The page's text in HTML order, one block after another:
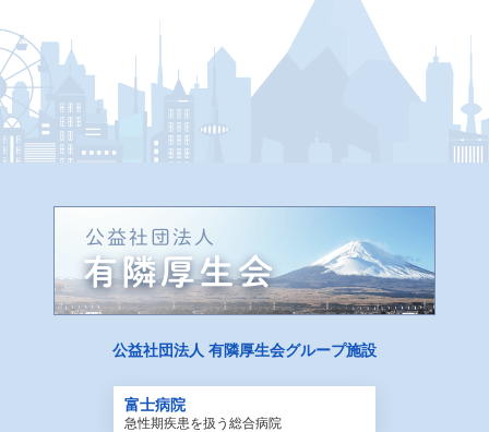
公益社団法人 有隣厚生会グループ施設
富士病院
急性期疾患を扱う総合病院